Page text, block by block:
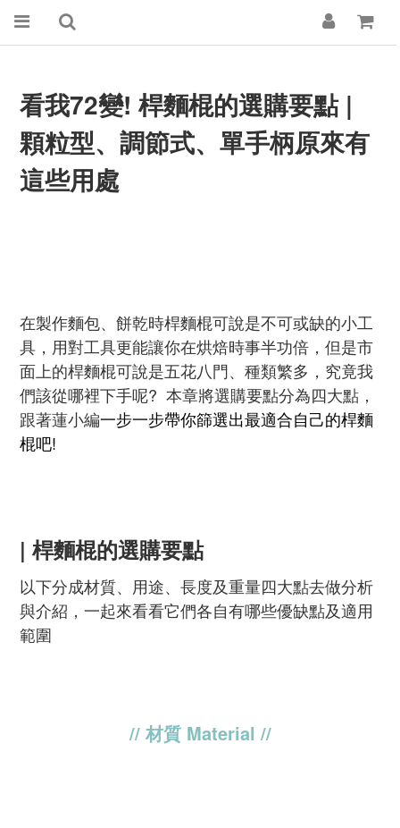
看我72變! 桿麵棍的選購要點 |
顆粒型、調節式、單手柄原來有
這些用處
在製作麵包、餅乾時桿麵棍可說是不可或缺的小工
具，用對工具更能讓你在烘焙時事半功倍，但是市
面上的桿麵棍可說是五花八門、種類繁多，究竟我
們該從哪裡下手呢? 本章將選購要點分為四大點，
跟著蓮小編一步一步帶你篩選出最適合自己的桿麵
棍吧!
| 桿麵棍的選購要點
以下分成材質、用途、長度及重量四大點去做分析
與介紹，一起來看看它們各自有哪些優缺點及適用
範圍
// 材質 Material //